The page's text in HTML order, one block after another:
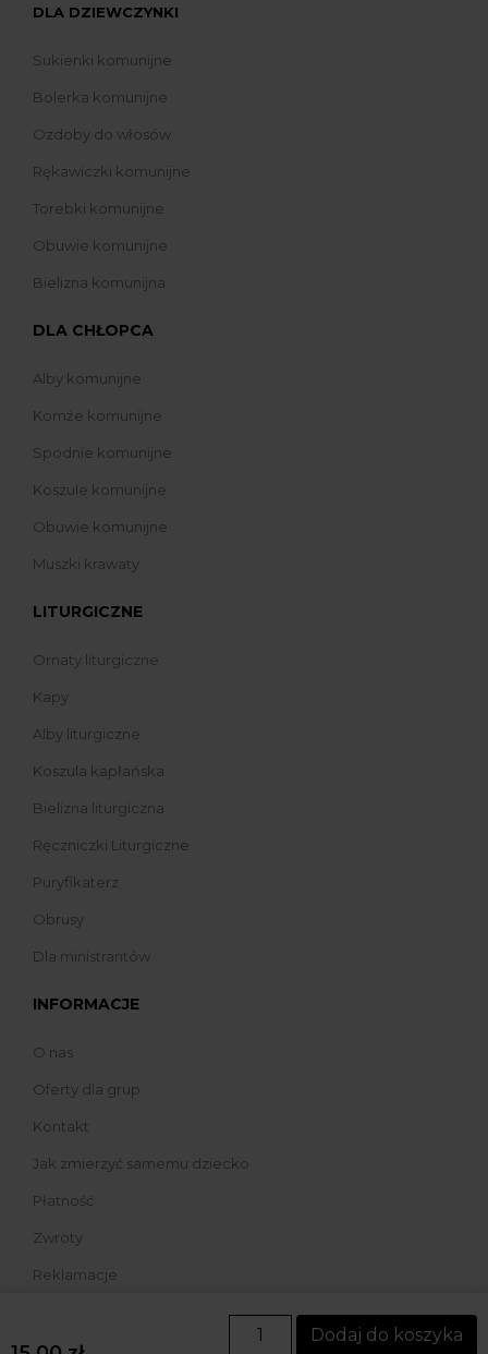
Dodaj do koszyka
DLA DZIEWCZYNKI
Sukienki komunijne
Bolerka komunijne
Ozdoby do włosów
Rękawiczki komunijne
Torebki komunijne
Obuwie komunijne
Bielizna komunijna
DLA CHŁOPCA
Alby komunijne
Komże komunijne
Spodnie komunijne
Koszule komunijne
Obuwie komunijne
Muszki krawaty
LITURGICZNE
Ornaty liturgiczne
Kapy
Alby liturgiczne
Koszula kapłańska
Bielizna liturgiczna
Ręczniczki Liturgiczne
Puryfikaterz
Obrusy
Dla ministrantów
INFORMACJE
O nas
Oferty dla grup
Kontakt
Jak zmierzyć samemu dziecko
Płatność
Zwroty
Reklamacje